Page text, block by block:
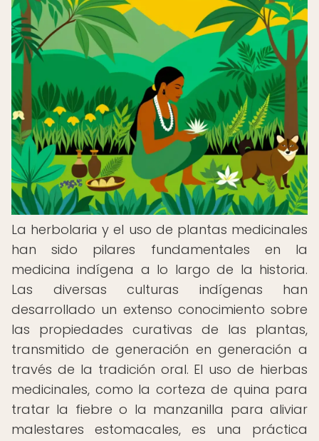
La herbolaria y el uso de plantas medicinales
han sido pilares fundamentales en la
medicina indígena a lo largo de la historia.
Las diversas culturas indígenas han
desarrollado un extenso conocimiento sobre
las propiedades curativas de las plantas,
transmitido de generación en generación a
través de la tradición oral. El uso de hierbas
medicinales, como la corteza de quina para
tratar la fiebre o la manzanilla para aliviar
malestares estomacales, es una práctica